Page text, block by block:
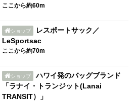
ここから約60m
ショップ
レスポートサック／
LeSportsac
ここから約70m
ショップ
ハワイ発のバッグブランド
「ラナイ・トランジット(Lanai
TRANSIT）」